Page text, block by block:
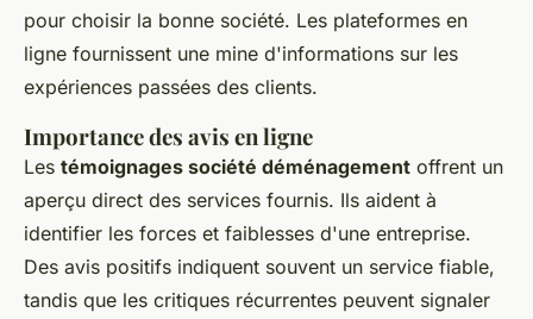
pour choisir la bonne société. Les plateformes en
ligne fournissent une mine d'informations sur les
expériences passées des clients.
Importance des avis en ligne
Les témoignages société déménagement offrent un
aperçu direct des services fournis. Ils aident à
identifier les forces et faiblesses d'une entreprise.
Des avis positifs indiquent souvent un service fiable,
tandis que les critiques récurrentes peuvent signaler